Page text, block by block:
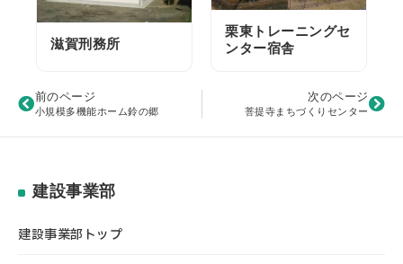
滋賀刑務所
栗東トレーニングセ
ンター宿舎
前のページ
小規模多機能ホーム鈴の郷
次のページ
菩提寺まちづくりセンター
建設事業部
建設事業部トップ